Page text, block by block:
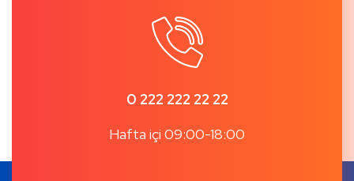
0 222 222 22 22
Hafta içi 09:00-18:00